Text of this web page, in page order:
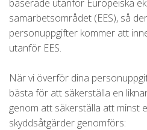
baserade utanför Europeiska
samarbetsområdet (EES), så
personuppgifter kommer att
utanför EES.
När vi överför dina
bästa för att säkerställa en
genom att säkerställa att minst
skyddsåtgärder genomförs: